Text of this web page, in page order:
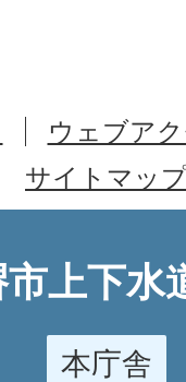
ウェブア
サイトマッ
市上下水
本庁舎